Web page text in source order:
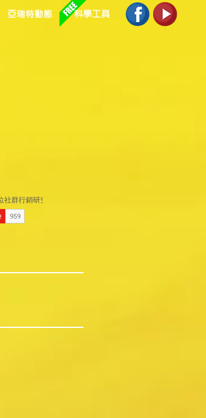
亞瑞特動態 科學工具